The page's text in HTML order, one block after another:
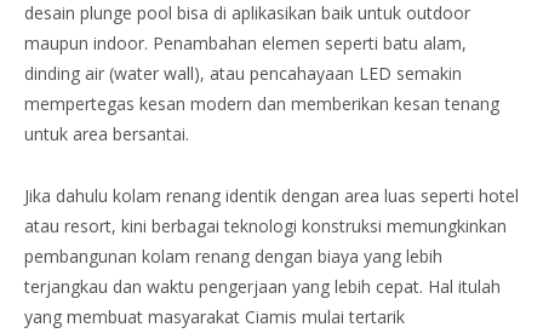
desain plunge pool bisa di aplikasikan baik untuk outdoor
maupun indoor. Penambahan elemen seperti batu alam,
dinding air (water wall), atau pencahayaan LED semakin
mempertegas kesan modern dan memberikan kesan tenang
untuk area bersantai.
Jika dahulu kolam renang identik dengan area luas seperti hotel
atau resort, kini berbagai teknologi konstruksi memungkinkan
pembangunan kolam renang dengan biaya yang lebih
terjangkau dan waktu pengerjaan yang lebih cepat. Hal itulah
yang membuat masyarakat Ciamis mulai tertarik